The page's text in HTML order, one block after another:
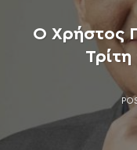
Ο Χρήστος